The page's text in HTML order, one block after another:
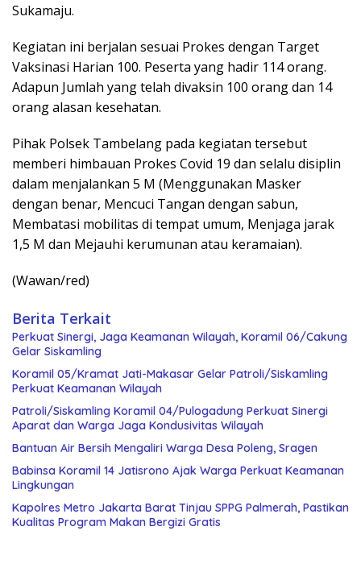
Sukamaju.
Kegiatan ini berjalan sesuai Prokes dengan Target
Vaksinasi Harian 100. Peserta yang hadir 114 orang.
Adapun Jumlah yang telah divaksin 100 orang dan 14
orang alasan kesehatan.
Pihak Polsek Tambelang pada kegiatan tersebut
memberi himbauan Prokes Covid 19 dan selalu disiplin
dalam menjalankan 5 M (Menggunakan Masker
dengan benar, Mencuci Tangan dengan sabun,
Membatasi mobilitas di tempat umum, Menjaga jarak
1,5 M dan Mejauhi kerumunan atau keramaian).
(Wawan/red)
Berita Terkait
Perkuat Sinergi, Jaga Keamanan Wilayah, Koramil 06/Cakung
Gelar Siskamling
Koramil 05/Kramat Jati-Makasar Gelar Patroli/Siskamling
Perkuat Keamanan Wilayah
Patroli/Siskamling Koramil 04/Pulogadung Perkuat Sinergi
Aparat dan Warga Jaga Kondusivitas Wilayah
Bantuan Air Bersih Mengaliri Warga Desa Poleng, Sragen
Babinsa Koramil 14 Jatisrono Ajak Warga Perkuat Keamanan
Lingkungan
Kapolres Metro Jakarta Barat Tinjau SPPG Palmerah, Pastikan
Kualitas Program Makan Bergizi Gratis